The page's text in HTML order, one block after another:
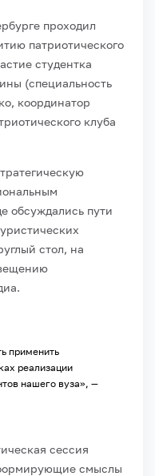
проходил
патриотического
студентка
(специальность
координатор
клуба
обсуждались пути
стол, на
применить
реализации
нашего вуза», —
сессия
смыслы